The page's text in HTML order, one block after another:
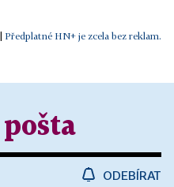
Předplatné HN+ je zcela bez reklam.
pošta
ODEBÍRAT